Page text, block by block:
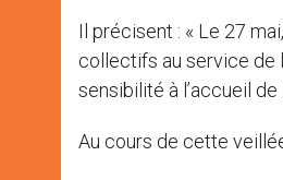
Il précisent : « Le 27
collectifs au service de
sensibilité à l’accueil de
Au cours de cette